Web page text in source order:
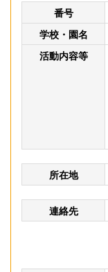
番号
学校・園名
活動内容等
所在地
連絡先